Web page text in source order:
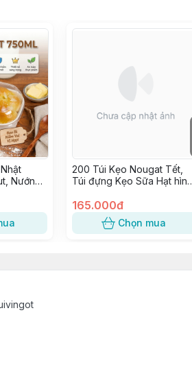
Nướng
Ngọt,
cao]
200 Túi Kẹo Nougat Tết,
Túi đựng Kẹo Sữa Hạt hình
KẸO MÈO QUÝ PHI
165.000đ
Chọn mua